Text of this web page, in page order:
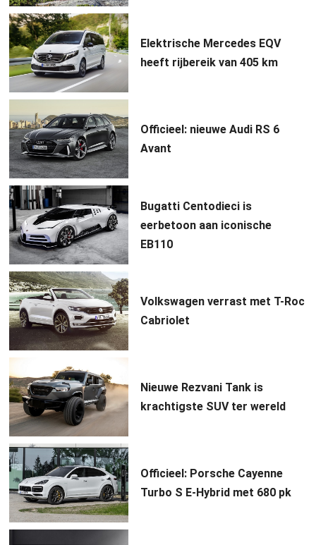
Elektrische Mercedes EQV
heeft rijbereik van 405 km
Officieel: nieuwe Audi RS 6
Avant
Bugatti Centodieci is
eerbetoon aan iconische
EB110
Volkswagen verrast met T-Roc
Cabriolet
Nieuwe Rezvani Tank is
krachtigste SUV ter wereld
Officieel: Porsche Cayenne
Turbo S E-Hybrid met 680 pk